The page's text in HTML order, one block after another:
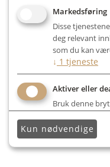
Markedsføring
Disse
deg relevant
som du kan
↓ 1 tjeneste
Aktiver eller
Bruk denne
Kun nødvendige